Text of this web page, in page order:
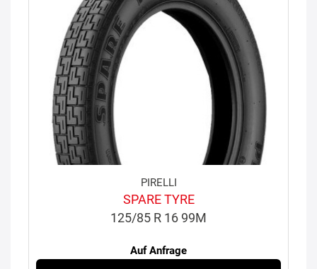
PIRELLI
SPARE TYRE
125/85 R 16 99M
Auf Anfrage